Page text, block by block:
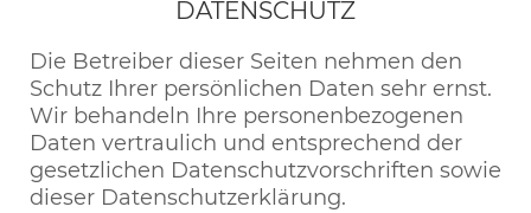
DATENSCHUTZ
Die Betreiber dieser Seiten nehmen den
Schutz Ihrer persönlichen Daten sehr ernst.
Wir behandeln Ihre personenbezogenen
Daten vertraulich und entsprechend der
gesetzlichen Datenschutzvorschriften sowie
dieser Datenschutzerklärung.